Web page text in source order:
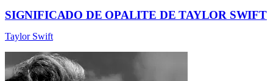
SIGNIFICADO DE OPALITE DE TAYLOR SWIFT
Taylor Swift